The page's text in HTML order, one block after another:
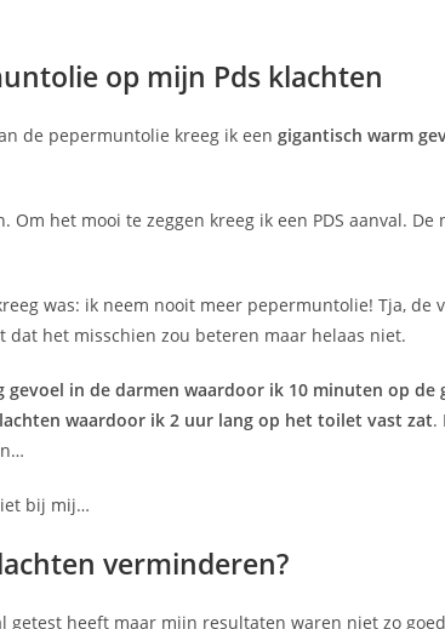
op mijn Pds klachten
de pepermuntolie kreeg ik een gigantisch warm
het mooi te zeggen kreeg ik een PDS aanval. De
was: ik neem nooit meer pepermuntolie! Tja, de
het misschien zou beteren maar helaas niet.
gevoel in de darmen waardoor ik 10 minuten op de
waardoor ik 2 uur lang op het toilet vast zat.
bij mij…
verminderen?
heeft maar mijn resultaten waren niet zo